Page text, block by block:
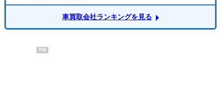
車買取会社ランキングを見る
PR